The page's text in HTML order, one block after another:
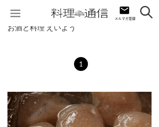
お酒と料理 えいよう
1